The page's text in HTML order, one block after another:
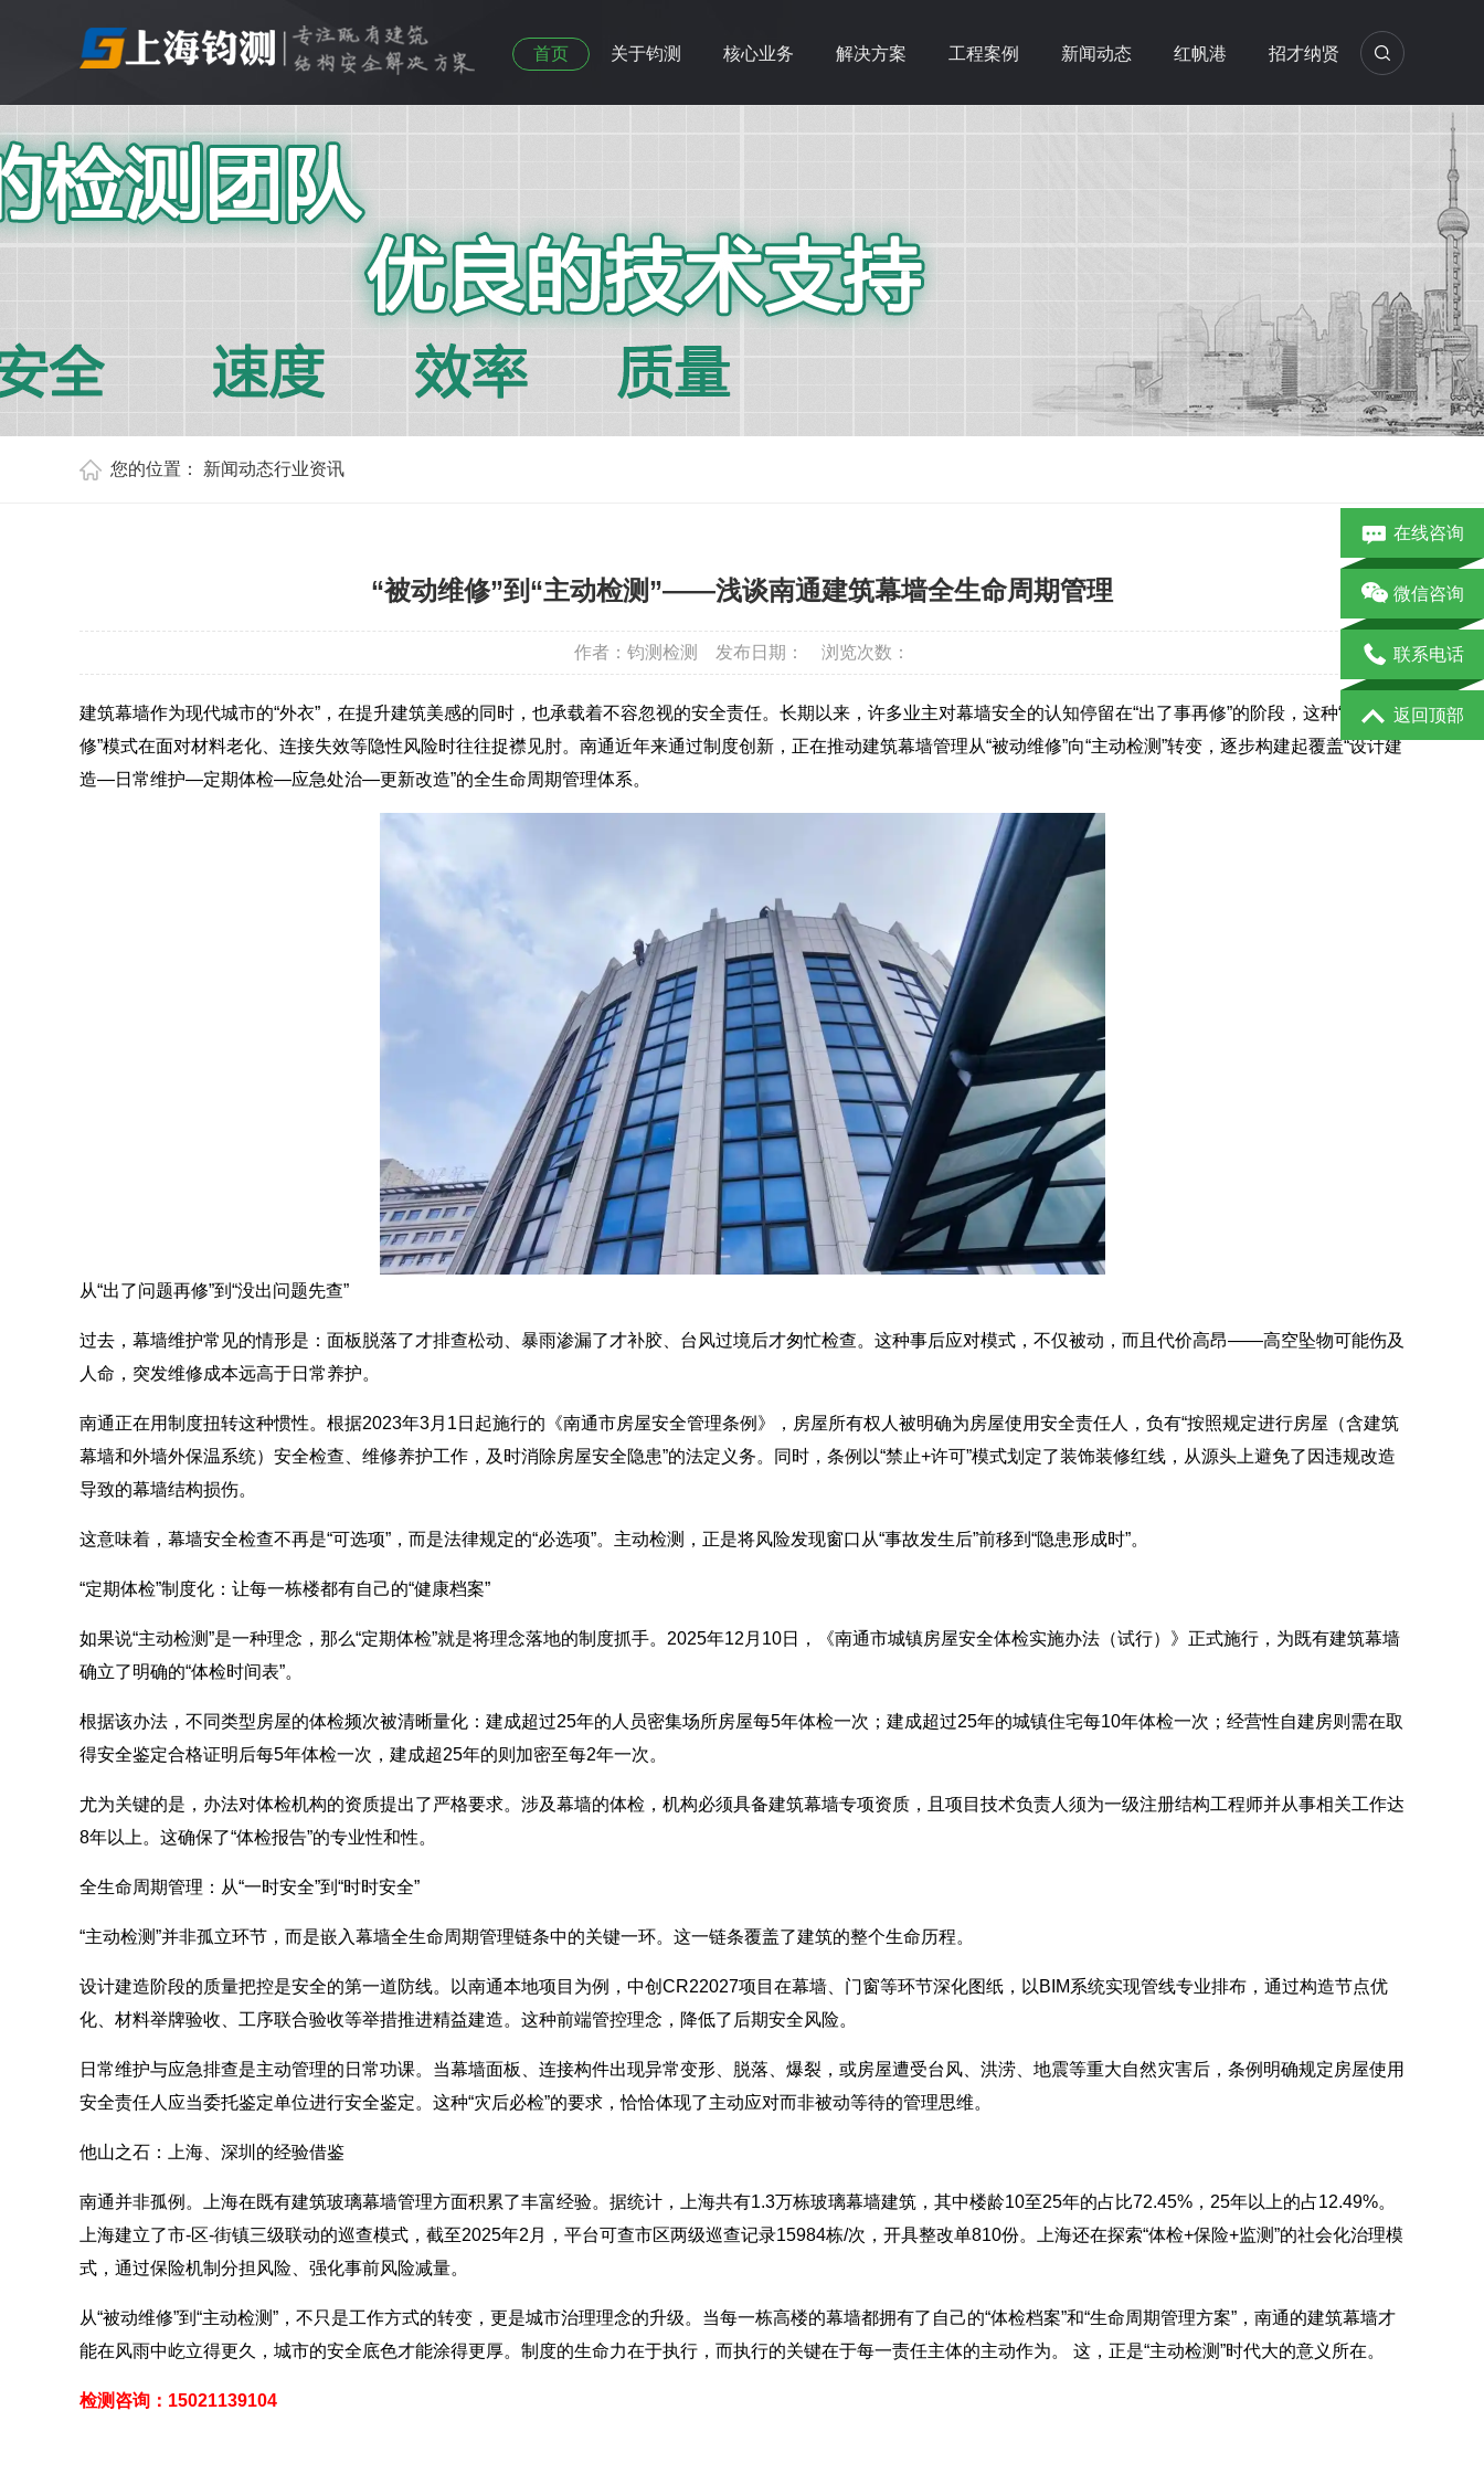
首页 关于钧测 核心业务 解决方案 工程案例 新闻动态 红帆港 招才纳贤
您的位置： 新闻动态行业资讯
“被动维修”到“主动检测”——浅谈南通建筑幕墙全生命周期管理
作者：钧测检测 发布日期： 浏览次数：
建筑幕墙作为现代城市的“外衣”，在提升建筑美感的同时，也承载着不容忽视的安全责任。长期以来，许多业主对幕墙安全的认知停留在“出了事再修”的阶段，这种“被动维
修”模式在面对材料老化、连接失效等隐性风险时往往捉襟见肘。南通近年来通过制度创新，正在推动建筑幕墙管理从“被动维修”向“主动检测”转变，逐步构建起覆盖“设计建
造—日常维护—定期体检—应急处治—更新改造”的全生命周期管理体系。
从“出了问题再修”到“没出问题先查”
过去，幕墙维护常见的情形是：面板脱落了才排查松动、暴雨渗漏了才补胶、台风过境后才匆忙检查。这种事后应对模式，不仅被动，而且代价高昂——高空坠物可能伤及
人命，突发维修成本远高于日常养护。
南通正在用制度扭转这种惯性。根据2023年3月1日起施行的《南通市房屋安全管理条例》，房屋所有权人被明确为房屋使用安全责任人，负有“按照规定进行房屋（含建筑
幕墙和外墙外保温系统）安全检查、维修养护工作，及时消除房屋安全隐患”的法定义务。同时，条例以“禁止+许可”模式划定了装饰装修红线，从源头上避免了因违规改造
导致的幕墙结构损伤。
这意味着，幕墙安全检查不再是“可选项”，而是法律规定的“必选项”。主动检测，正是将风险发现窗口从“事故发生后”前移到“隐患形成时”。
“定期体检”制度化：让每一栋楼都有自己的“健康档案”
如果说“主动检测”是一种理念，那么“定期体检”就是将理念落地的制度抓手。2025年12月10日，《南通市城镇房屋安全体检实施办法（试行）》正式施行，为既有建筑幕墙
确立了明确的“体检时间表”。
根据该办法，不同类型房屋的体检频次被清晰量化：建成超过25年的人员密集场所房屋每5年体检一次；建成超过25年的城镇住宅每10年体检一次；经营性自建房则需在取
得安全鉴定合格证明后每5年体检一次，建成超25年的则加密至每2年一次。
尤为关键的是，办法对体检机构的资质提出了严格要求。涉及幕墙的体检，机构必须具备建筑幕墙专项资质，且项目技术负责人须为一级注册结构工程师并从事相关工作达
8年以上。这确保了“体检报告”的专业性和性。
全生命周期管理：从“一时安全”到“时时安全”
“主动检测”并非孤立环节，而是嵌入幕墙全生命周期管理链条中的关键一环。这一链条覆盖了建筑的整个生命历程。
设计建造阶段的质量把控是安全的第一道防线。以南通本地项目为例，中创CR22027项目在幕墙、门窗等环节深化图纸，以BIM系统实现管线专业排布，通过构造节点优
化、材料举牌验收、工序联合验收等举措推进精益建造。这种前端管控理念，降低了后期安全风险。
日常维护与应急排查是主动管理的日常功课。当幕墙面板、连接构件出现异常变形、脱落、爆裂，或房屋遭受台风、洪涝、地震等重大自然灾害后，条例明确规定房屋使用
安全责任人应当委托鉴定单位进行安全鉴定。这种“灾后必检”的要求，恰恰体现了主动应对而非被动等待的管理思维。
他山之石：上海、深圳的经验借鉴
南通并非孤例。上海在既有建筑玻璃幕墙管理方面积累了丰富经验。据统计，上海共有1.3万栋玻璃幕墙建筑，其中楼龄10至25年的占比72.45%，25年以上的占12.49%。
上海建立了市-区-街镇三级联动的巡查模式，截至2025年2月，平台可查市区两级巡查记录15984栋/次，开具整改单810份。上海还在探索“体检+保险+监测”的社会化治理模
式，通过保险机制分担风险、强化事前风险减量。
从“被动维修”到“主动检测”，不只是工作方式的转变，更是城市治理理念的升级。当每一栋高楼的幕墙都拥有了自己的“体检档案”和“生命周期管理方案”，南通的建筑幕墙才
能在风雨中屹立得更久，城市的安全底色才能涂得更厚。制度的生命力在于执行，而执行的关键在于每一责任主体的主动作为。 这，正是“主动检测”时代大的意义所在。
检测咨询：15021139104
在线咨询
微信咨询
联系电话
返回顶部